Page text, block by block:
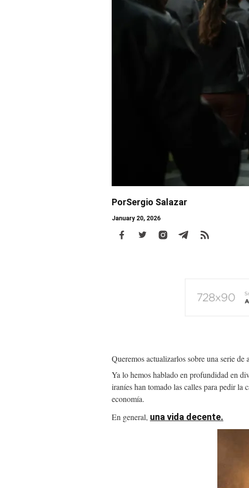
PorSergio Salazar
January 20, 2026
Body
Queremos actualizarlos sobre una serie
Ya lo hemos hablado en profundidad en
iraníes han tomado las calles para pedir la
economía.
En general, una vida decente.